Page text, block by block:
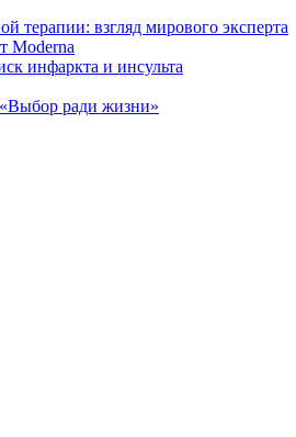
терапии: взгляд мирового эксперта
Moderna
инфаркта и инсульта
ради жизни»